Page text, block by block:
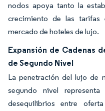
nodos apoya tanto la
crecimiento de las
mercado de hoteles de lujo.
Expansión de Cadenas
de Segundo Nivel
La penetración del lujo de
segundo nivel
desequilibrios entre